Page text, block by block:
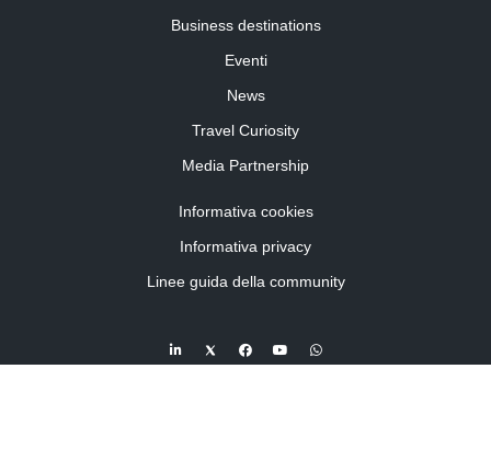
Business destinations
Eventi
News
Travel Curiosity
Media Partnership
Informativa cookies
Informativa privacy
Linee guida della community